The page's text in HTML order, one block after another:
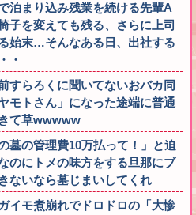
泊まり込み残業を続ける先輩A
子を変えても残る、さらに上司
始末…そんなある日、出社する
・
すらろくに聞いてないおバカ同
モトさん」になった途端に普通
て草wwwww
墓の管理費10万払って！」と迫
のにトメの味方をする旦那にブ
ないなら墓じまいしてくれ
イモ煮崩れでドロドロの「大惨